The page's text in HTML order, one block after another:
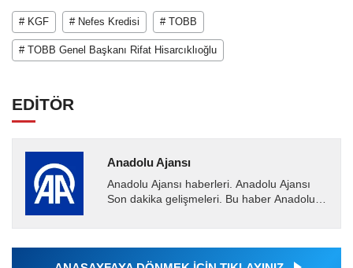
# KGF # Nefes Kredisi # TOBB
# TOBB Genel Başkanı Rifat Hisarcıklıoğlu
EDİTÖR
Anadolu Ajansı
Anadolu Ajansı haberleri. Anadolu Ajansı
Son dakika gelişmeleri. Bu haber Anadolu
Ajansı tarafından...